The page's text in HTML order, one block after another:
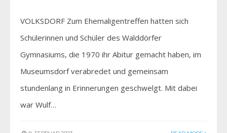
VOLKSDORF Zum Ehemaligentreffen hatten sich
Schülerinnen und Schüler des Walddörfer
Gymnasiums, die 1970 ihr Abitur gemacht haben, im
Museumsdorf verabredet und gemeinsam
stundenlang in Erinnerungen geschwelgt. Mit dabei
war Wulf…